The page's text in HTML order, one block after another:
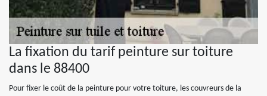
La fixation du tarif peinture sur toiture
dans le 88400
Pour fixer le coût de la peinture pour votre toiture, les couvreurs de la